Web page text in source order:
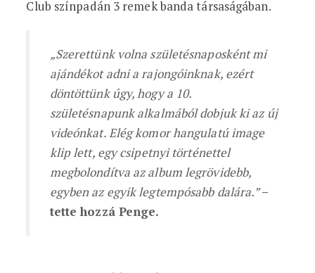
Club színpadán 3 remek banda társaságában.
„Szerettünk volna születésnaposként mi
ajándékot adni a rajongóinknak, ezért
döntöttünk úgy, hogy a 10.
születésnapunk alkalmából dobjuk ki az új
videónkat. Elég komor hangulatú image
klip lett, egy csipetnyi történettel
megbolondítva az album legrövidebb,
egyben az egyik legtempósabb dalára.”–
tette hozzá Penge.